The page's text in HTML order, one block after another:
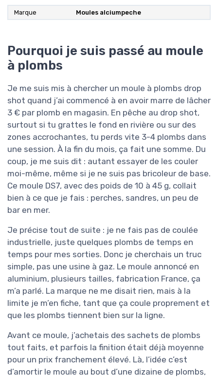
Marque Moules alciumpeche
Pourquoi je suis passé au moule
à plombs
Je me suis mis à chercher un moule à plombs drop
shot quand j’ai commencé à en avoir marre de lâcher
3 € par plomb en magasin. En pêche au drop shot,
surtout si tu grattes le fond en rivière ou sur des
zones accrochantes, tu perds vite 3-4 plombs dans
une session. À la fin du mois, ça fait une somme. Du
coup, je me suis dit : autant essayer de les couler
moi-même, même si je ne suis pas bricoleur de base.
Ce moule DS7, avec des poids de 10 à 45 g, collait
bien à ce que je fais : perches, sandres, un peu de
bar en mer.
Je précise tout de suite : je ne fais pas de coulée
industrielle, juste quelques plombs de temps en
temps pour mes sorties. Donc je cherchais un truc
simple, pas une usine à gaz. Le moule annoncé en
aluminium, plusieurs tailles, fabrication France, ça
m’a parlé. La marque ne me disait rien, mais à la
limite je m’en fiche, tant que ça coule proprement et
que les plombs tiennent bien sur la ligne.
Avant ce moule, j’achetais des sachets de plombs
tout faits, et parfois la finition était déjà moyenne
pour un prix franchement élevé. Là, l’idée c’est
d’amortir le moule au bout d’une dizaine de plombs,